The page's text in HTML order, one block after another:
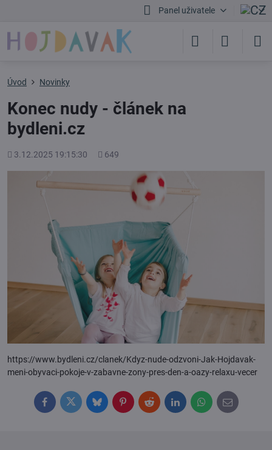
Panel uživatele
Úvod Novinky
Konec nudy - článek na
bydleni.cz
Přidáno
3.12.2025 19:15:30
Počet
649
https://www.bydleni.cz/clanek/Kdyz-nude-odzvoni-Jak-Hojdavak-
meni-obyvaci-pokoje-v-zabavne-zony-pres-den-a-oazy-relaxu-vecer
FacebookTwitterBlueskyPinterestRedditLinkedInWhatsApp
E-
mail